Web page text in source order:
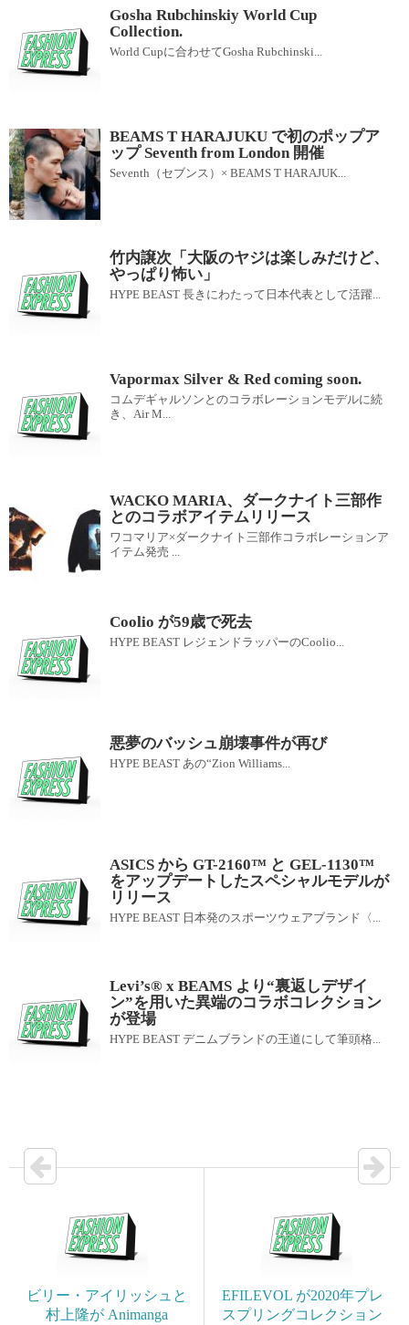
Gosha Rubchinskiy World Cup
Collection.
World Cupに合わせてGosha Rubchinski...
BEAMS T HARAJUKU で初のポップア
ップ Seventh from London 開催
Seventh（セブンス）× BEAMS T HARAJUK...
竹内譲次「大阪のヤジは楽しみだけど、
やっぱり怖い」
HYPE BEAST 長きにわたって日本代表として活躍...
Vapormax Silver & Red coming soon.
コムデギャルソンとのコラボレーションモデルに続
き、Air M...
WACKO MARIA、ダークナイト三部作
とのコラボアイテムリリース
ワコマリア×ダークナイト三部作コラボレーションア
イテム発売 ...
Coolio が59歳で死去
HYPE BEAST レジェンドラッパーのCoolio...
悪夢のバッシュ崩壊事件が再び
HYPE BEAST あの“Zion Williams...
ASICS から GT-2160™ と GEL-1130™
をアップデートしたスペシャルモデルが
リリース
HYPE BEAST 日本発のスポーツウェアブランド〈...
Levi’s® x BEAMS より“裏返しデザイ
ン”を用いた異端のコラボコレクション
が登場
HYPE BEAST デニムブランドの王道にして筆頭格...
ビリー・アイリッシュと
村上隆が Animanga
EFILEVOL が2020年プレ
スプリングコレクション